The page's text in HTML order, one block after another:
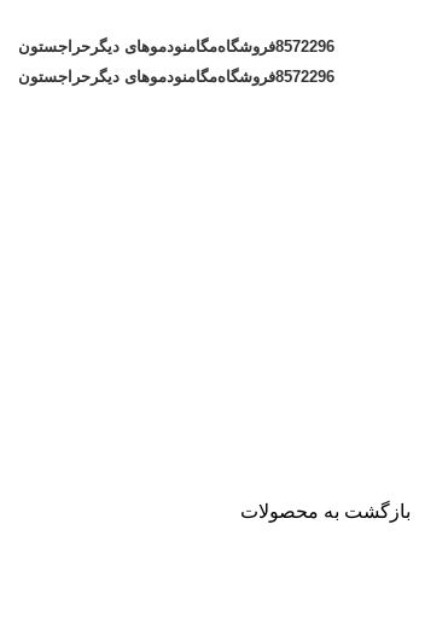
8572296فروشگاهمگامنودموهای دیگر حراجستون
8572296فروشگاهمگامنودموهای دیگر حراجستون
بازگشت به محصولات